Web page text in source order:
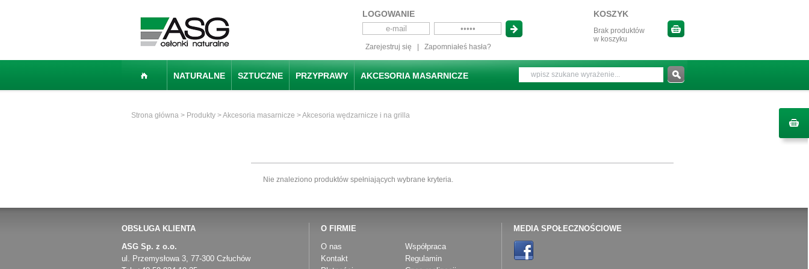
LOGOWANIE
Zarejestruj się Zapomniałeś hasła?
KOSZYK
Brak produktów
w koszyku
NATURALNE SZTUCZNE PRZYPRAWY AKCESORIA MASARNICZE
Strona główna > Produkty >Akcesoria masarnicze > Akcesoria wędzarnicze i na grilla
Nie znaleziono produktów spełniających wybrane kryteria.
OBSŁUGA KLIENTA
ASG Sp. z o.o.
ul. Przemysłowa 3, 77-300 Człuchów
O FIRMIE
O nas
Współpraca
Kontakt
Regulamin
MEDIA SPOŁECZNOŚCIOWE